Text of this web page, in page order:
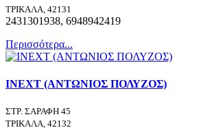
ΤΡΙΚΑΛΑ, 42131
2431301938, 6948942419
Περισσότερα...
INEXT (ΑΝΤΩΝΙΟΣ ΠΟΛΥΖΟΣ)
ΣΤΡ. ΣΑΡΑΦΗ 45
ΤΡΙΚΑΛΑ, 42132